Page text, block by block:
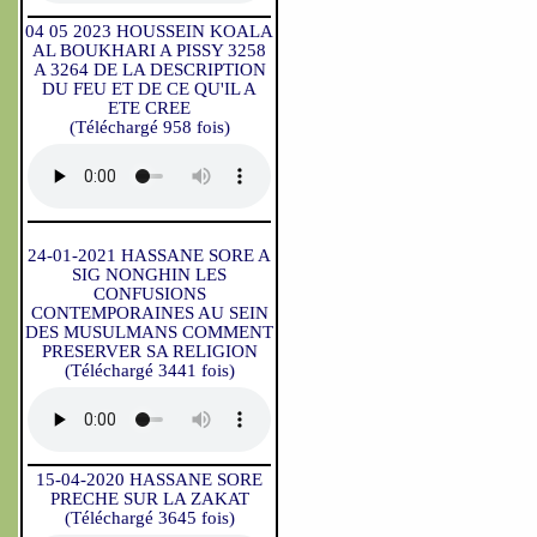
04 05 2023 HOUSSEIN KOALA
AL BOUKHARI A PISSY 3258
A 3264 DE LA DESCRIPTION
DU FEU ET DE CE QU'IL A
ETE CREE
(Téléchargé 958 fois)
24-01-2021 HASSANE SORE A
SIG NONGHIN LES
CONFUSIONS
CONTEMPORAINES AU SEIN
DES MUSULMANS COMMENT
PRESERVER SA RELIGION
(Téléchargé 3441 fois)
15-04-2020 HASSANE SORE
PRECHE SUR LA ZAKAT
(Téléchargé 3645 fois)